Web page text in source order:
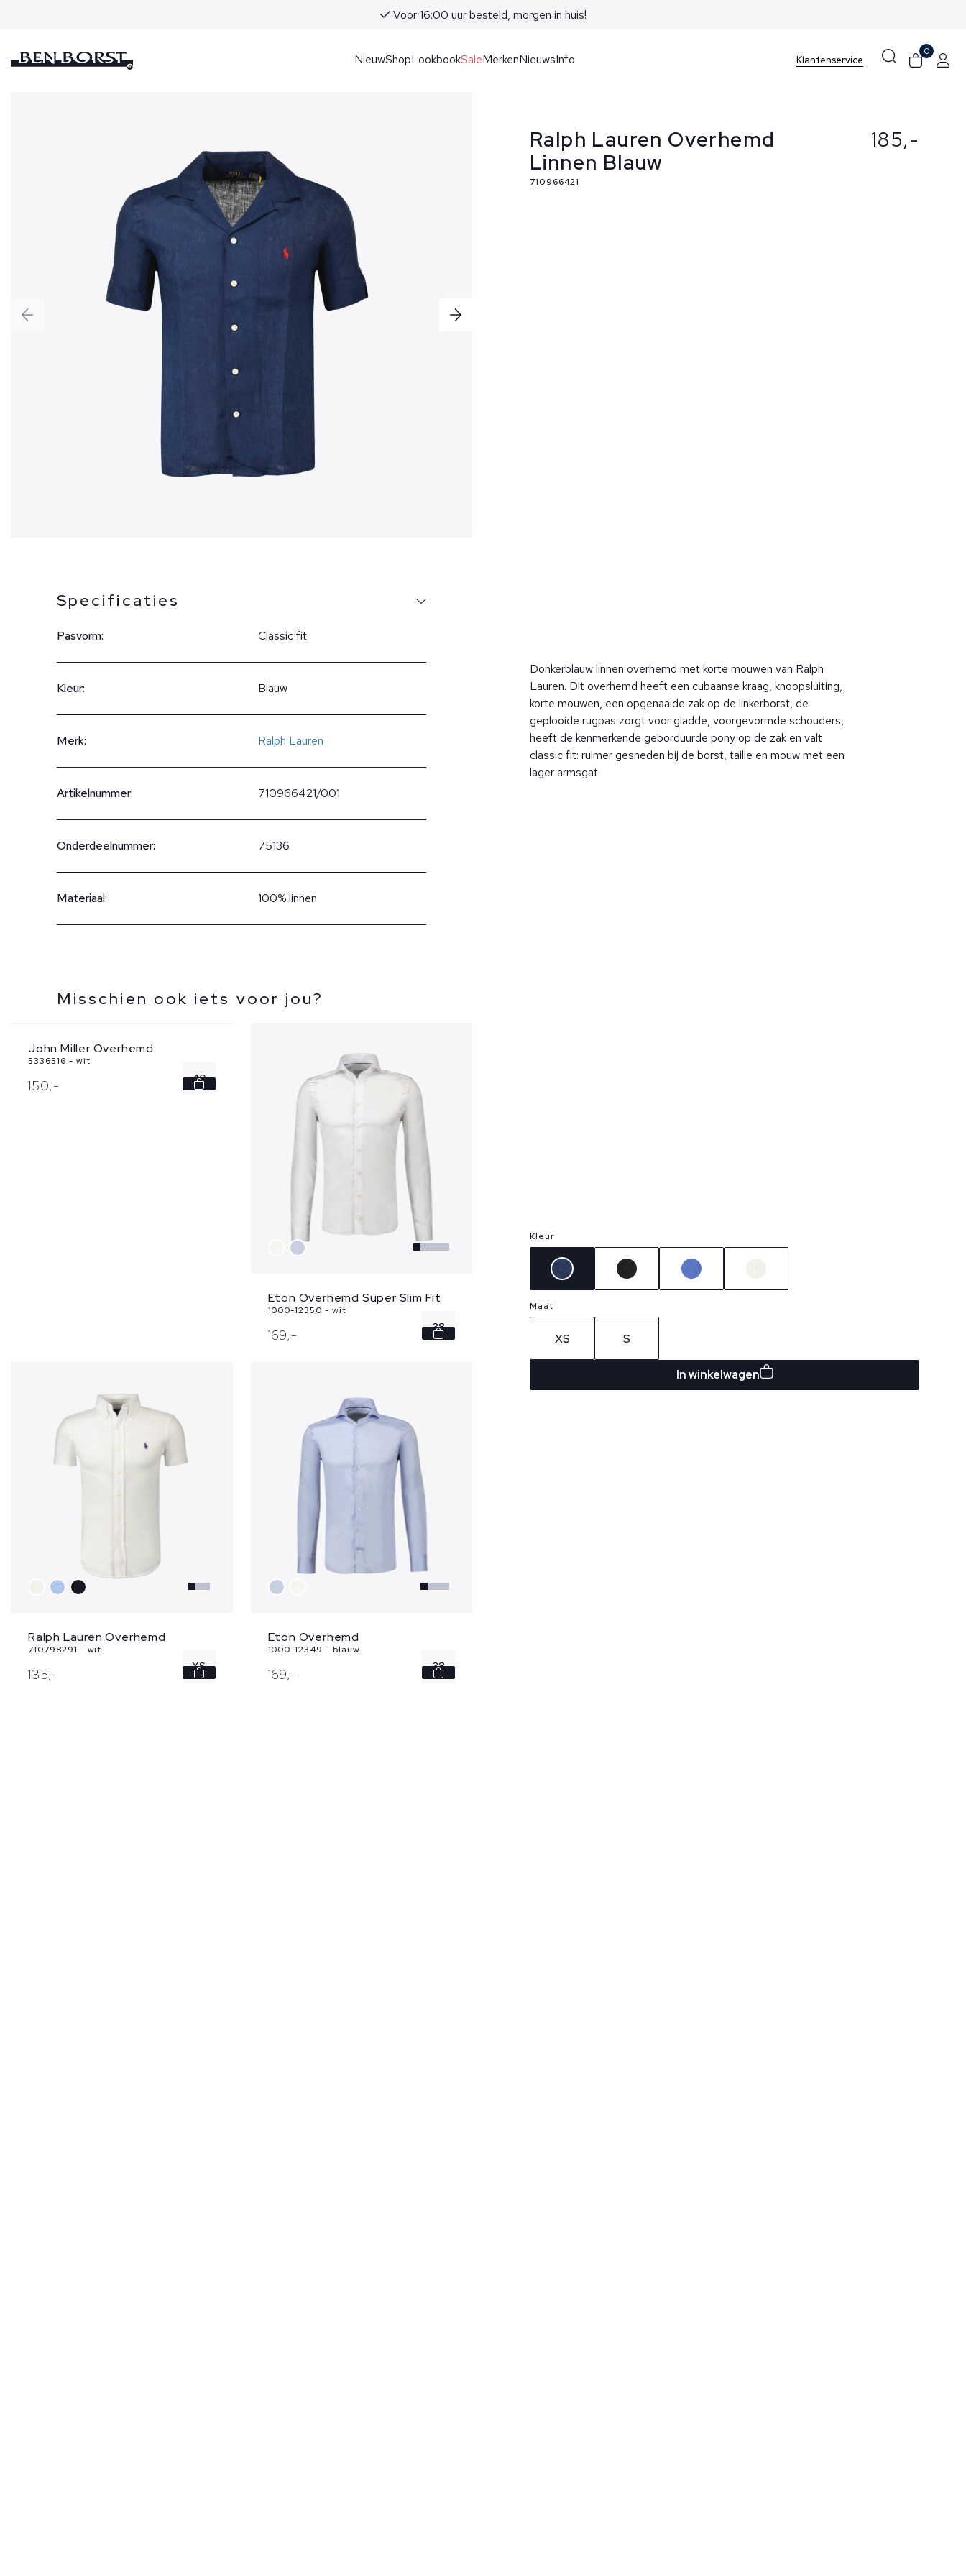
Advies in onze winkels in Noordwijk aan Zee
NieuwShopLookbookSaleMerkenNieuwsInfo Klantenservice
0
Specificaties
Pasvorm: Classic fit
Kleur: Blauw
Merk: Ralph Lauren
Artikelnummer: 710966421/001
Onderdeelnummer: 75136
Materiaal: 100% linnen
Misschien ook iets voor jou?
John Miller Overhemd
5336516 - wit
150,- 40
Eton Overhemd Super Slim Fit
1000-12350 - wit
169,- 38
Ralph Lauren Overhemd
710798291 - wit
135,- XS
Eton Overhemd
1000-12349 - blauw
169,- 38
Ralph Lauren Overhemd
Linnen Blauw
710966421
Donkerblauw linnen overhemd met korte mouwen van Ralph
Lauren. Dit overhemd heeft een cubaanse kraag, knoopsluiting,
korte mouwen, een opgenaaide zak op de linkerborst, de
geplooide rugpas zorgt voor gladde, voorgevormde schouders,
heeft de kenmerkende geborduurde pony op de zak en valt
classic fit: ruimer gesneden bij de borst, taille en mouw met een
lager armsgat.
185,-
Kleur
Maat
XS S
In winkelwagen